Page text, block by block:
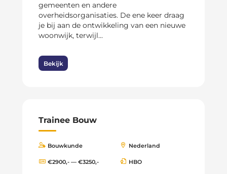
gemeenten en andere
overheidsorganisaties. De ene keer draag
je bij aan de ontwikkeling van een nieuwe
woonwijk, terwijl...
Bekijk
Trainee Bouw
Bouwkunde Nederland
€2900,- — €3250,- HBO